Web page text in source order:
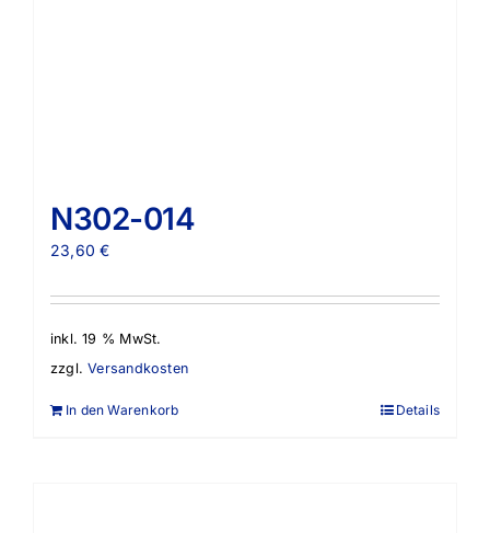
N302-014
23,60€
inkl. 19 % MwSt.
zzgl.Versandkosten
In den Warenkorb Details